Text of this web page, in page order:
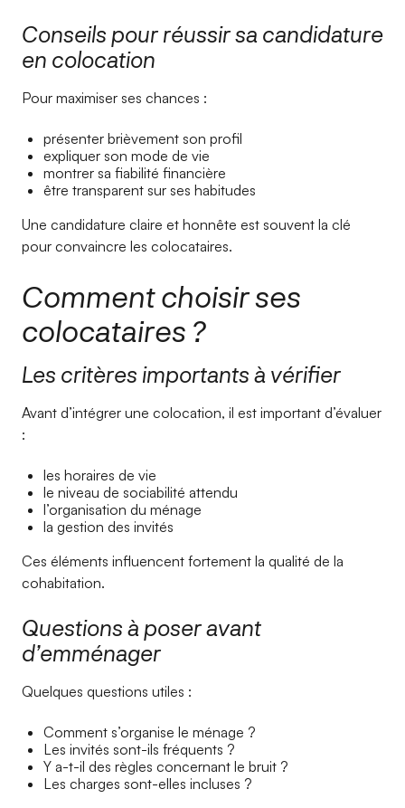
Conseils pour réussir sa candidature
en colocation
Pour maximiser ses chances :
présenter brièvement son profil
expliquer son mode de vie
montrer sa fiabilité financière
être transparent sur ses habitudes
Une candidature claire et honnête est souvent la clé
pour convaincre les colocataires.
Comment choisir ses
colocataires ?
Les critères importants à vérifier
Avant d’intégrer une colocation, il est important d’évaluer
:
les horaires de vie
le niveau de sociabilité attendu
l’organisation du ménage
la gestion des invités
Ces éléments influencent fortement la qualité de la
cohabitation.
Questions à poser avant
d’emménager
Quelques questions utiles :
Comment s’organise le ménage ?
Les invités sont-ils fréquents ?
Y a-t-il des règles concernant le bruit ?
Les charges sont-elles incluses ?